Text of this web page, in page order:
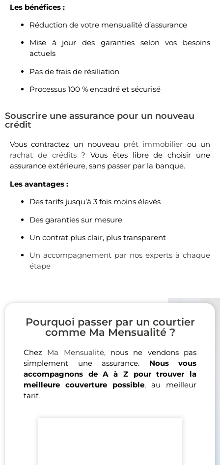
Les bénéfices :
Réduction de votre mensualité d’assurance
Mise à jour des garanties selon vos besoins
actuels
Pas de frais de résiliation
Processus 100 % encadré et sécurisé
Souscrire une assurance pour un nouveau
crédit
Vous contractez un nouveau prêt immobilier ou un
rachat de crédits? Vous êtes libre de choisir une
assurance extérieure, sans passer par la banque.
Les avantages :
Des tarifs jusqu’à 3 fois moins élevés
Des garanties sur mesure
Un contrat plus clair, plus transparent
Un accompagnement par nos experts à chaque
étape
Pourquoi passer par un courtier
comme Ma Mensualité ?
Chez Ma Mensualité, nous ne vendons pas
simplement une assurance. Nous vous
accompagnons de A à Z pour trouver la
meilleure couverture possible, au meilleur
tarif.